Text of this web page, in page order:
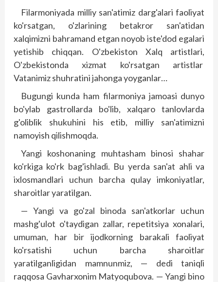
Filarmoniyada milliy san'atimiz darg'alari faoliyat
ko'rsatgan, o'zlarining betakror san'atidan
xalqimizni bahramand etgan noyob iste'dod egalari
yetishib chiqqan. O'zbekiston Xalq artistlari,
O'zbekistonda xizmat ko'rsatgan artistlar
Vatanimiz shuhratini jahonga yoyganlar…
Bugungi kunda ham filarmoniya jamoasi dunyo
bo'ylab gastrollarda bo'lib, xalqaro tanlovlarda
g'oliblik shukuhini his etib, milliy san'atimizni
namoyish qilishmoqda.
Yangi koshonaning muhtasham binosi shahar
ko'rkiga ko'rk bag'ishladi. Bu yerda san'at ahli va
ixlosmandlari uchun barcha qulay imkoniyatlar,
sharoitlar yaratilgan.
— Yangi va go'zal binoda san'atkorlar uchun
mashg'ulot o'taydigan zallar, repetitsiya xonalari,
umuman, har bir ijodkorning barakali faoliyat
ko'rsatishi uchun barcha sharoitlar
yaratilganligidan mamnunmiz, — dedi taniqli
raqqosa Gavharxonim Matyoqubova. — Yangi bino